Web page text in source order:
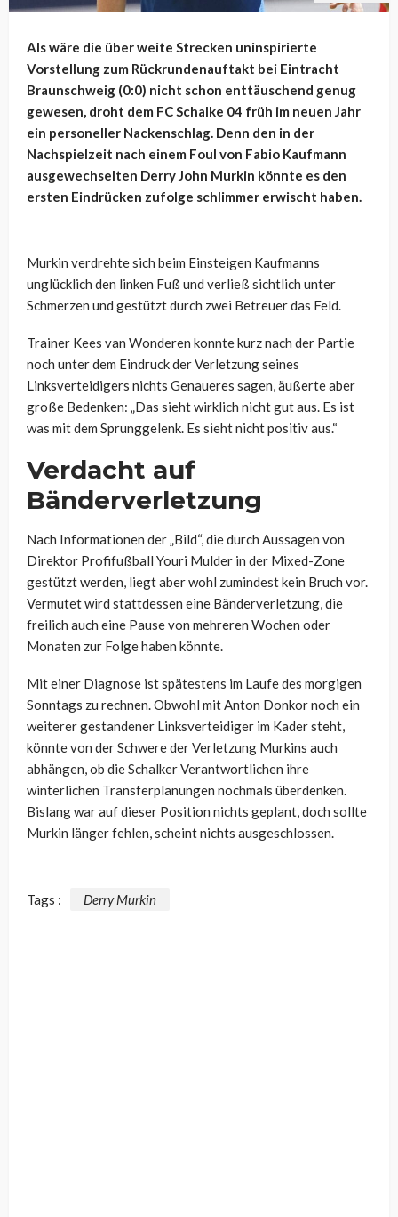
Als wäre die über weite Strecken uninspirierte
Vorstellung zum Rückrundenauftakt bei Eintracht
Braunschweig (0:0) nicht schon enttäuschend genug
gewesen, droht dem FC Schalke 04 früh im neuen Jahr
ein personeller Nackenschlag. Denn den in der
Nachspielzeit nach einem Foul von Fabio Kaufmann
ausgewechselten Derry John Murkin könnte es den
ersten Eindrücken zufolge schlimmer erwischt haben.
Murkin verdrehte sich beim Einsteigen Kaufmanns
unglücklich den linken Fuß und verließ sichtlich unter
Schmerzen und gestützt durch zwei Betreuer das Feld.
Trainer Kees van Wonderen konnte kurz nach der Partie
noch unter dem Eindruck der Verletzung seines
Linksverteidigers nichts Genaueres sagen, äußerte aber
große Bedenken: „Das sieht wirklich nicht gut aus. Es ist
was mit dem Sprunggelenk. Es sieht nicht positiv aus.“
Verdacht auf
Bänderverletzung
Nach Informationen der „Bild“, die durch Aussagen von
Direktor Profifußball Youri Mulder in der Mixed-Zone
gestützt werden, liegt aber wohl zumindest kein Bruch vor.
Vermutet wird stattdessen eine Bänderverletzung, die
freilich auch eine Pause von mehreren Wochen oder
Monaten zur Folge haben könnte.
Mit einer Diagnose ist spätestens im Laufe des morgigen
Sonntags zu rechnen. Obwohl mit Anton Donkor noch ein
weiterer gestandener Linksverteidiger im Kader steht,
könnte von der Schwere der Verletzung Murkins auch
abhängen, ob die Schalker Verantwortlichen ihre
winterlichen Transferplanungen nochmals überdenken.
Bislang war auf dieser Position nichts geplant, doch sollte
Murkin länger fehlen, scheint nichts ausgeschlossen.
Tags : Derry Murkin